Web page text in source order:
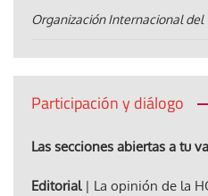
Organización Internacional del
Participación y diálogo
Las secciones abiertas a tu
Editorial| La opinión de la